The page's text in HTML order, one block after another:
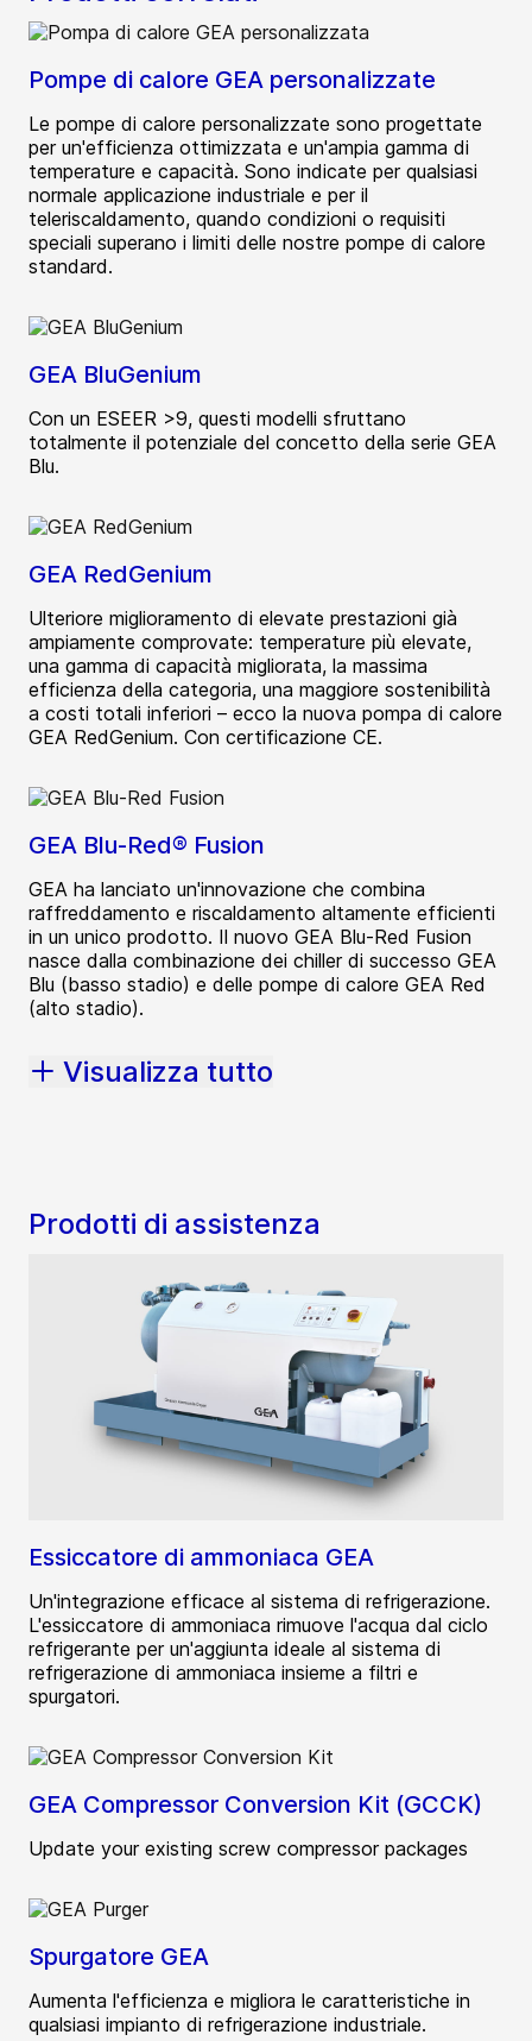
Pompe di calore GEA personalizzate
Le pompe di calore personalizzate sono progettate
per un'efficienza ottimizzata e un'ampia gamma di
temperature e capacità. Sono indicate per qualsiasi
normale applicazione industriale e per il
teleriscaldamento, quando condizioni o requisiti
speciali superano i limiti delle nostre pompe di calore
standard.
GEA BluGenium
Con un ESEER >9, questi modelli sfruttano
totalmente il potenziale del concetto della serie GEA
Blu.
GEA RedGenium
Ulteriore miglioramento di elevate prestazioni già
ampiamente comprovate: temperature più elevate,
una gamma di capacità migliorata, la massima
efficienza della categoria, una maggiore sostenibilità
a costi totali inferiori – ecco la nuova pompa di calore
GEA RedGenium. Con certificazione CE.
GEA Blu-Red® Fusion
GEA ha lanciato un'innovazione che combina
raffreddamento e riscaldamento altamente efficienti
in un unico prodotto. Il nuovo GEA Blu-Red Fusion
nasce dalla combinazione dei chiller di successo GEA
Blu (basso stadio) e delle pompe di calore GEA Red
(alto stadio).
Visualizza tutto
Prodotti di assistenza
Essiccatore di ammoniaca GEA
Un'integrazione efficace al sistema di refrigerazione.
L'essiccatore di ammoniaca rimuove l'acqua dal ciclo
refrigerante per un'aggiunta ideale al sistema di
refrigerazione di ammoniaca insieme a filtri e
spurgatori.
GEA Compressor Conversion Kit (GCCK)
Update your existing screw compressor packages
Spurgatore GEA
Aumenta l'efficienza e migliora le caratteristiche in
qualsiasi impianto di refrigerazione industriale.